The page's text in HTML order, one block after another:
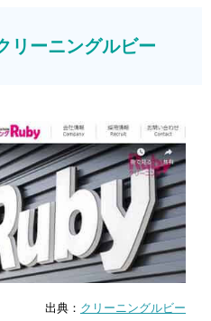
リーニングルビー
出典： クリーニングルビー